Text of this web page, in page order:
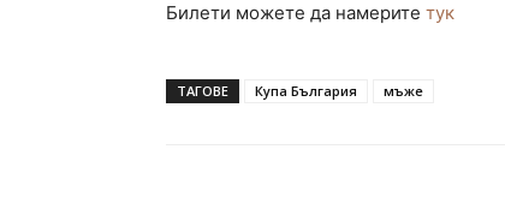
Билети можете да намерите тук
ТАГОВЕ Купа България мъже